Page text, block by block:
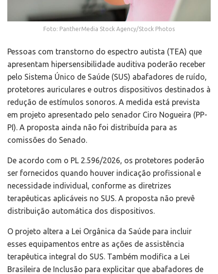
Foto: PantherMedia Stock Agency/Stock Photos
Pessoas com transtorno do espectro autista (TEA) que
apresentam hipersensibilidade auditiva poderão receber
pelo Sistema Único de Saúde (SUS) abafadores de ruído,
protetores auriculares e outros dispositivos destinados à
redução de estímulos sonoros. A medida está prevista
em projeto apresentado pelo senador Ciro Nogueira (PP-
PI). A proposta ainda não foi distribuída para as
comissões do Senado.
De acordo com o PL 2.596/2026, os protetores poderão
ser fornecidos quando houver indicação profissional e
necessidade individual, conforme as diretrizes
terapêuticas aplicáveis no SUS. A proposta não prevê
distribuição automática dos dispositivos.
O projeto altera a Lei Orgânica da Saúde para incluir
esses equipamentos entre as ações de assistência
terapêutica integral do SUS. Também modifica a Lei
Brasileira de Inclusão para explicitar que abafadores de